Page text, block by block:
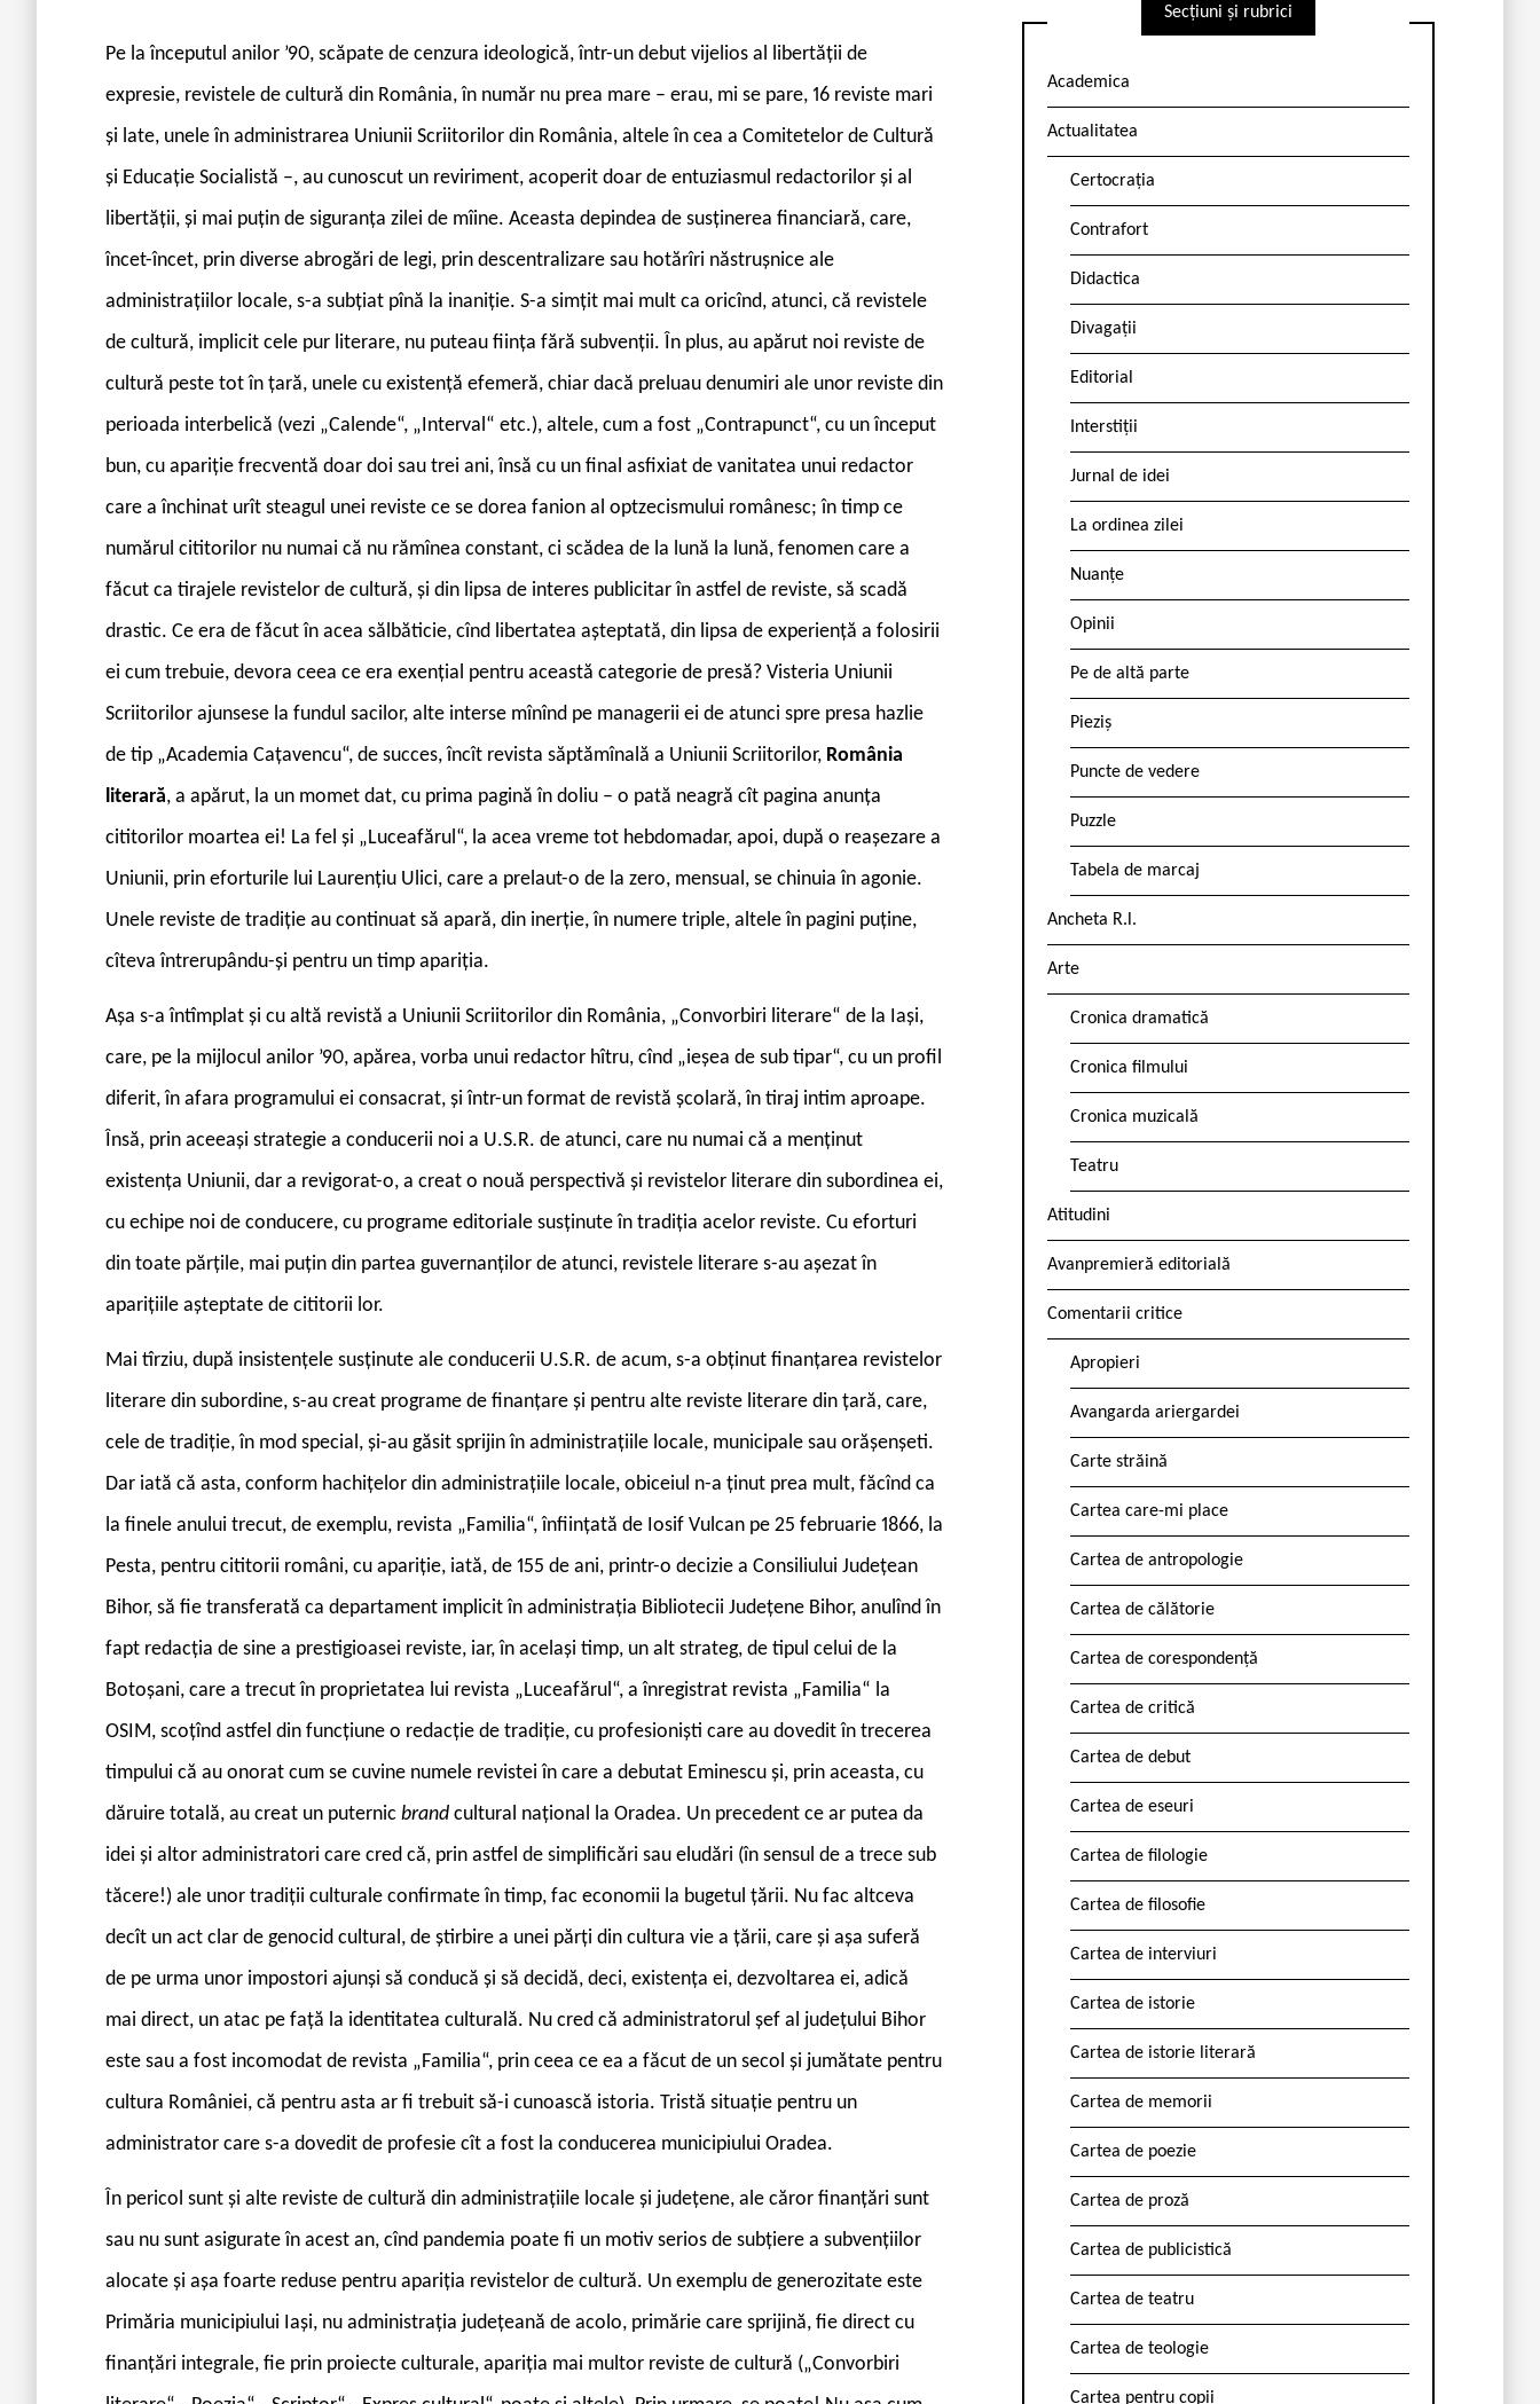
Pe la începutul anilor ’90, scăpate de cenzura ideologică, într-un debut vijelios al libertății de
expresie, revistele de cultură din România, în număr nu prea mare – erau, mi se pare, 16 reviste mari
și late, unele în administrarea Uniunii Scriitorilor din România, altele în cea a Comitetelor de Cultură
și Educație Socialistă –, au cunoscut un reviriment, acoperit doar de entuziasmul redactorilor și al
libertății, și mai puțin de siguranța zilei de mîine. Aceasta depindea de susținerea financiară, care,
încet-încet, prin diverse abrogări de legi, prin descentralizare sau hotărîri năstrușnice ale
administrațiilor locale, s-a subțiat pînă la inaniție. S-a simțit mai mult ca oricînd, atunci, că revistele
de cultură, implicit cele pur literare, nu puteau ființa fără subvenții. În plus, au apărut noi reviste de
cultură peste tot în țară, unele cu existență efemeră, chiar dacă preluau denumiri ale unor reviste din
perioada interbelică (vezi „Calende“, „Interval“ etc.), altele, cum a fost „Contrapunct“, cu un început
bun, cu apariție frecventă doar doi sau trei ani, însă cu un final asfixiat de vanitatea unui redactor
care a închinat urît steagul unei reviste ce se dorea fanion al optzecismului românesc; în timp ce
numărul cititorilor nu numai că nu rămînea constant, ci scădea de la lună la lună, fenomen care a
făcut ca tirajele revistelor de cultură, și din lipsa de interes publicitar în astfel de reviste, să scadă
drastic. Ce era de făcut în acea sălbăticie, cînd libertatea așteptată, din lipsa de experiență a folosirii
ei cum trebuie, devora ceea ce era exențial pentru această categorie de presă? Visteria Uniunii
Scriitorilor ajunsese la fundul sacilor, alte interse mînînd pe managerii ei de atunci spre presa hazlie
de tip „Academia Cațavencu“, de succes, încît revista săptămînală a Uniunii Scriitorilor, România
literară, a apărut, la un momet dat, cu prima pagină în doliu – o pată neagră cît pagina anunța
cititorilor moartea ei! La fel și „Luceafărul“, la acea vreme tot hebdomadar, apoi, după o reașezare a
Uniunii, prin eforturile lui Laurențiu Ulici, care a prelaut-o de la zero, mensual, se chinuia în agonie.
Unele reviste de tradiție au continuat să apară, din inerție, în numere triple, altele în pagini puține,
cîteva întrerupându-și pentru un timp apariția.
Așa s-a întîmplat și cu altă revistă a Uniunii Scriitorilor din România, „Convorbiri literare“ de la Iași,
care, pe la mijlocul anilor ’90, apărea, vorba unui redactor hîtru, cînd „ieșea de sub tipar“, cu un profil
diferit, în afara programului ei consacrat, și într-un format de revistă școlară, în tiraj intim aproape.
Însă, prin aceeași strategie a conducerii noi a U.S.R. de atunci, care nu numai că a menținut
existența Uniunii, dar a revigorat-o, a creat o nouă perspectivă și revistelor literare din subordinea ei,
cu echipe noi de conducere, cu programe editoriale susținute în tradiția acelor reviste. Cu eforturi
din toate părțile, mai puțin din partea guvernanților de atunci, revistele literare s-au așezat în
aparițiile așteptate de cititorii lor.
Mai tîrziu, după insistențele susținute ale conducerii U.S.R. de acum, s-a obținut finanțarea revistelor
literare din subordine, s-au creat programe de finanțare și pentru alte reviste literare din țară, care,
cele de tradiție, în mod special, și-au găsit sprijin în administrațiile locale, municipale sau orășenșeti.
Dar iată că asta, conform hachițelor din administrațiile locale, obiceiul n-a ținut prea mult, făcînd ca
la finele anului trecut, de exemplu, revista „Familia“, înființată de Iosif Vulcan pe 25 februarie 1866, la
Pesta, pentru cititorii români, cu apariție, iată, de 155 de ani, printr-o decizie a Consiliului Județean
Bihor, să fie transferată ca departament implicit în administrația Bibliotecii Județene Bihor, anulînd în
fapt redacția de sine a prestigioasei reviste, iar, în același timp, un alt strateg, de tipul celui de la
Botoșani, care a trecut în proprietatea lui revista „Luceafărul“, a înregistrat revista „Familia“ la
OSIM, scoțînd astfel din funcțiune o redacție de tradiție, cu profesioniști care au dovedit în trecerea
timpului că au onorat cum se cuvine numele revistei în care a debutat Eminescu și, prin aceasta, cu
dăruire totală, au creat un puternic brand cultural național la Oradea. Un precedent ce ar putea da
idei și altor administratori care cred că, prin astfel de simplificări sau eludări (în sensul de a trece sub
tăcere!) ale unor tradiții culturale confirmate în timp, fac economii la bugetul țării. Nu fac altceva
decît un act clar de genocid cultural, de știrbire a unei părți din cultura vie a țării, care și așa suferă
de pe urma unor impostori ajunși să conducă și să decidă, deci, existența ei, dezvoltarea ei, adică
mai direct, un atac pe față la identitatea culturală. Nu cred că administratorul șef al județului Bihor
este sau a fost incomodat de revista „Familia“, prin ceea ce ea a făcut de un secol și jumătate pentru
cultura României, că pentru asta ar fi trebuit să-i cunoască istoria. Tristă situație pentru un
administrator care s-a dovedit de profesie cît a fost la conducerea municipiului Oradea.
În pericol sunt și alte reviste de cultură din administrațiile locale și județene, ale căror finanțări sunt
sau nu sunt asigurate în acest an, cînd pandemia poate fi un motiv serios de subțiere a subvențiilor
alocate și așa foarte reduse pentru apariția revistelor de cultură. Un exemplu de generozitate este
Primăria municipiului Iași, nu administrația județeană de acolo, primărie care sprijină, fie direct cu
finanțări integrale, fie prin proiecte culturale, apariția mai multor reviste de cultură („Convorbiri
Secțiuni și rubrici
Academica
Actualitatea
Certocrația
Contrafort
Didactica
Divagații
Editorial
Interstiții
Jurnal de idei
La ordinea zilei
Nuanțe
Opinii
Pe de altă parte
Pieziș
Puncte de vedere
Puzzle
Tabela de marcaj
Ancheta R.l.
Arte
Cronica dramatică
Cronica filmului
Cronica muzicală
Teatru
Atitudini
Avanpremieră editorială
Comentarii critice
Apropieri
Avangarda ariergardei
Carte străină
Cartea care-mi place
Cartea de antropologie
Cartea de călătorie
Cartea de corespondență
Cartea de critică
Cartea de debut
Cartea de eseuri
Cartea de filologie
Cartea de filosofie
Cartea de interviuri
Cartea de istorie
Cartea de istorie literară
Cartea de memorii
Cartea de poezie
Cartea de proză
Cartea de publicistică
Cartea de teatru
Cartea de teologie
Cartea pentru copii